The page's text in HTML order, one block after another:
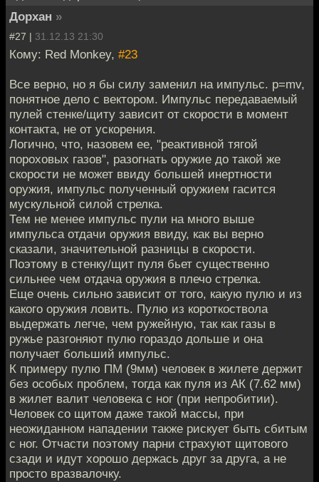
Дорхан »
#27 | 31.12.13 21:30
Кому: Red Monkey, #23
Все верно, но я бы силу заменил на импульс. p=mv,
понятное дело с вектором. Импульс передаваемый
пулей стенке/щиту зависит от скорости в момент
контакта, не от ускорения.
Логично, что, назовем ее, "реактивной тягой
пороховых газов", разогнать оружие до такой же
скорости не может ввиду большей инертности
оружия, импульс полученный оружием гасится
мускульной силой стрелка.
Тем не менее импульс пули на много выше
импульса отдачи оружия ввиду, как вы верно
сказали, значительной разницы в скорости.
Поэтому в стенку/щит пуля бьет существенно
сильнее чем отдача оружия в плечо стрелка.
Еще очень сильно зависит от того, какую пулю и из
какого оружия ловить. Пулю из короткоствола
выдержать легче, чем ружейную, так как газы в
ружье разгоняют пулю гораздо дольше и она
получает больший импульс.
К примеру пулю ПМ (9мм) человек в жилете держит
без особых проблем, тогда как пуля из АК (7.62 мм)
в жилет валит человека с ног (при непробитии).
Человек со щитом даже такой массы, при
неожиданном нападении также рискует быть сбитым
с ног. Отчасти поэтому парни страхуют щитового
сзади и идут хорошо держась друг за друга, а не
просто вразвалочку.